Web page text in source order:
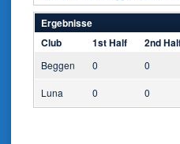
Ergebnisse
Club
1st Half 2nd
Beggen 0 0
Luna 0 0